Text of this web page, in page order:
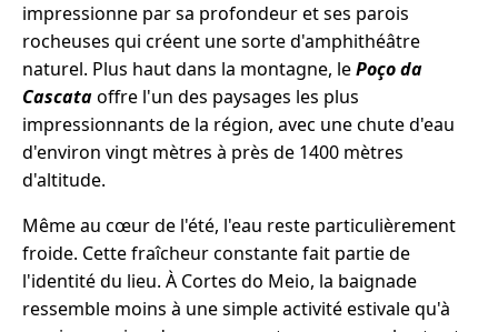
impressionne par sa profondeur et ses parois
rocheuses qui créent une sorte d'amphithéâtre
naturel. Plus haut dans la montagne, lePoço da
Cascataoffre l'un des paysages les plus
impressionnants de la région, avec une chute d'eau
d'environ vingt mètres à près de 1400 mètres
d'altitude.
Même au cœur de l'été, l'eau reste particulièrement
froide. Cette fraîcheur constante fait partie de
l'identité du lieu. À Cortes do Meio, la baignade
ressemble moins à une simple activité estivale qu'à